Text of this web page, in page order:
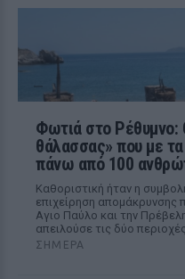
Φωτιά στο Ρέθυμνο:
θάλασσας» που με
πάνω από 100
Καθοριστική ήταν η
επιχείρηση απομάκρυνσης
Αγιο Παύλο και την
απειλούσε τις δύο περιοχές
ΣΉΜΕΡΑ